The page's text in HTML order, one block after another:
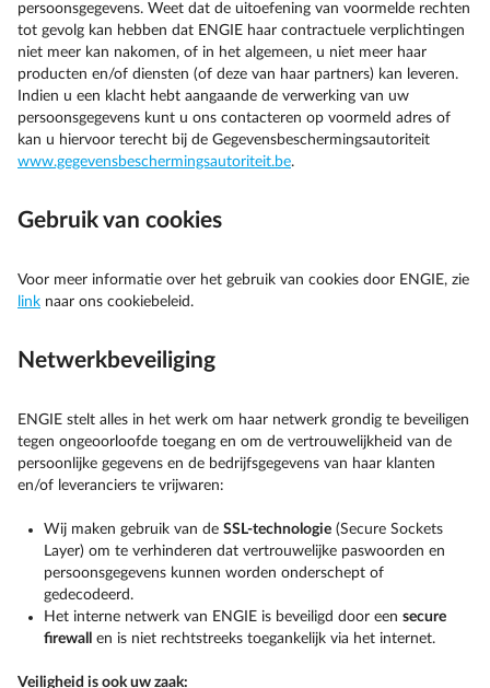
persoonsgegevens. Weet dat de uitoefening van voormelde rechten
tot gevolg kan hebben dat ENGIE haar contractuele verplichtingen
niet meer kan nakomen, of in het algemeen, u niet meer haar
producten en/of diensten (of deze van haar partners) kan leveren.
Indien u een klacht hebt aangaande de verwerking van uw
persoonsgegevens kunt u ons contacteren op voormeld adres of
kan u hiervoor terecht bij de Gegevensbeschermingsautoriteit
www.gegevensbeschermingsautoriteit.be.
Gebruik van cookies
Voor meer informatie over het gebruik van cookies door ENGIE, zie
link naar ons cookiebeleid.
Netwerkbeveiliging
ENGIE stelt alles in het werk om haar netwerk grondig te beveiligen
tegen ongeoorloofde toegang en om de vertrouwelijkheid van de
persoonlijke gegevens en de bedrijfsgegevens van haar klanten
en/of leveranciers te vrijwaren:
Wij maken gebruik van de SSL-technologie (Secure Sockets
Layer) om te verhinderen dat vertrouwelijke paswoorden en
persoonsgegevens kunnen worden onderschept of
gedecodeerd.
Het interne netwerk van ENGIE is beveiligd door een secure
firewall
en is niet rechtstreeks toegankelijk via het internet.
Veiligheid is ook uw zaak: